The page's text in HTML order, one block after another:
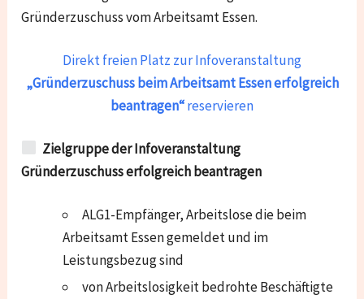
Gründerzuschuss vom Arbeitsamt Essen.
Direkt freien Platz zur Infoveranstaltung
„Gründerzuschuss beim Arbeitsamt Essen erfolgreich
beantragen“reservieren
Zielgruppe der Infoveranstaltung
Gründerzuschuss erfolgreich beantragen
ALG1-Empfänger, Arbeitslose die beim
Arbeitsamt Essen gemeldet und im
Leistungsbezug sind
von Arbeitslosigkeit bedrohte Beschäftigte